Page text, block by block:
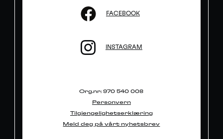
FACEBOOK
INSTAGRAM
Org.nr: 970 540 008
Personvern
Tilgjengelighetserklæring
Meld deg på vårt nyhetsbrev